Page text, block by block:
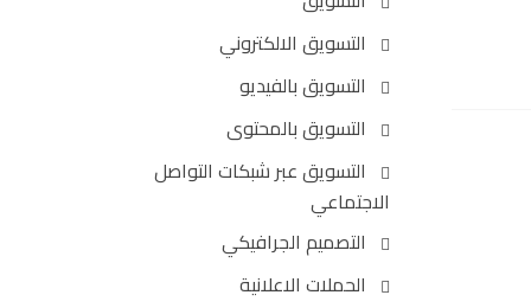
التسويق الالكتروني
التسويق بالفيديو
التسويق بالمحتوى
التسويق عبر شبكات التواصل
الاجتماعي
التصميم الجرافيكي
الحملات الاعلانية